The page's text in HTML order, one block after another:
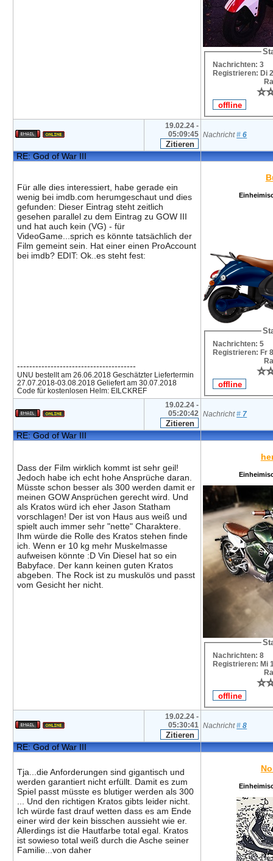
Nachrichten: 3
Registrieren: Di
⭐
⭐
19.02.24 -
05:09:45 Nachricht#6
RE: God of War III
Für alle dies interessiert, habe gerade ein
wenig bei imdb.com herumgeschaut und dies
gefunden: Dieser Eintrag steht zeitlich
gesehen parallel zu dem Eintrag zu GOW III
und hat auch kein (VG) - für
VideoGame...sprich es könnte tatsächlich der
Film gemeint sein. Hat einer einen ProAccount
bei imdb? EDIT: Ok..es steht fest:
---------------------------------------
UNU bestellt am 26.06.2018 Geschätzter Liefertermin
27.07.2018-03.08.2018 Geliefert am 30.07.2018
Code für kostenlosen Helm: EILCKREF
Nachrichten: 5
Registrieren: Fr
⭐
⭐
19.02.24 -
05:20:42 Nachricht# 7
RE: God of War III
Dass der Film wirklich kommt ist sehr geil!
Jedoch habe ich echt hohe Ansprüche daran.
Müsste schon besser als 300 werden damit er
meinen GOW Ansprüchen gerecht wird. Und
als Kratos würd ich eher Jason Statham
vorschlagen! Der ist von Haus aus weiß und
spielt auch immer sehr "nette" Charaktere.
Ihm würde die Rolle des Kratos stehen finde
ich. Wenn er 10 kg mehr Muskelmasse
aufweisen könnte :D Vin Diesel hat so ein
Babyface. Der kann keinen guten Kratos
abgeben. The Rock ist zu muskulös und passt
vom Gesicht her nicht.
Nachrichten: 8
Registrieren: Mi
⭐
⭐
19.02.24 -
05:30:41 Nachricht#8
RE: God of War III
Tja...die Anforderungen sind gigantisch und
werden garantiert nicht erfüllt. Damit es zum
Spiel passt müsste es blutiger werden als 300
... Und den richtigen Kratos gibts leider nicht.
Ich würde fast drauf wetten dass es am Ende
einer wird der kein bisschen aussieht wie er.
Allerdings ist die Hautfarbe total egal. Kratos
ist sowieso total weiß durch die Asche seiner
Familie...von daher